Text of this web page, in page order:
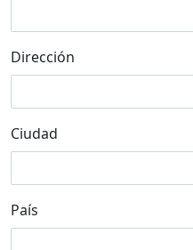
Dirección
Ciudad
País